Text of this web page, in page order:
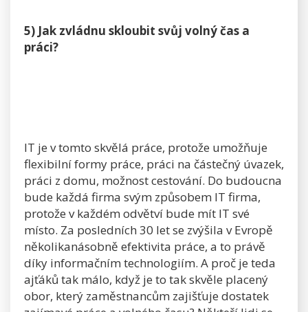
5) Jak zvládnu skloubit svůj volný čas a
práci?
IT je v tomto skvělá práce, protože umožňuje
flexibilní formy práce, práci na částečný úvazek,
práci z domu, možnost cestování. Do budoucna
bude každá firma svým způsobem IT firma,
protože v každém odvětví bude mít IT své
místo. Za posledních 30 let se zvýšila v Evropě
několikanásobně efektivita práce, a to právě
díky informačním technologiím. A proč je teda
ajťáků tak málo, když je to tak skvěle placený
obor, který zaměstnancům zajišťuje dostatek